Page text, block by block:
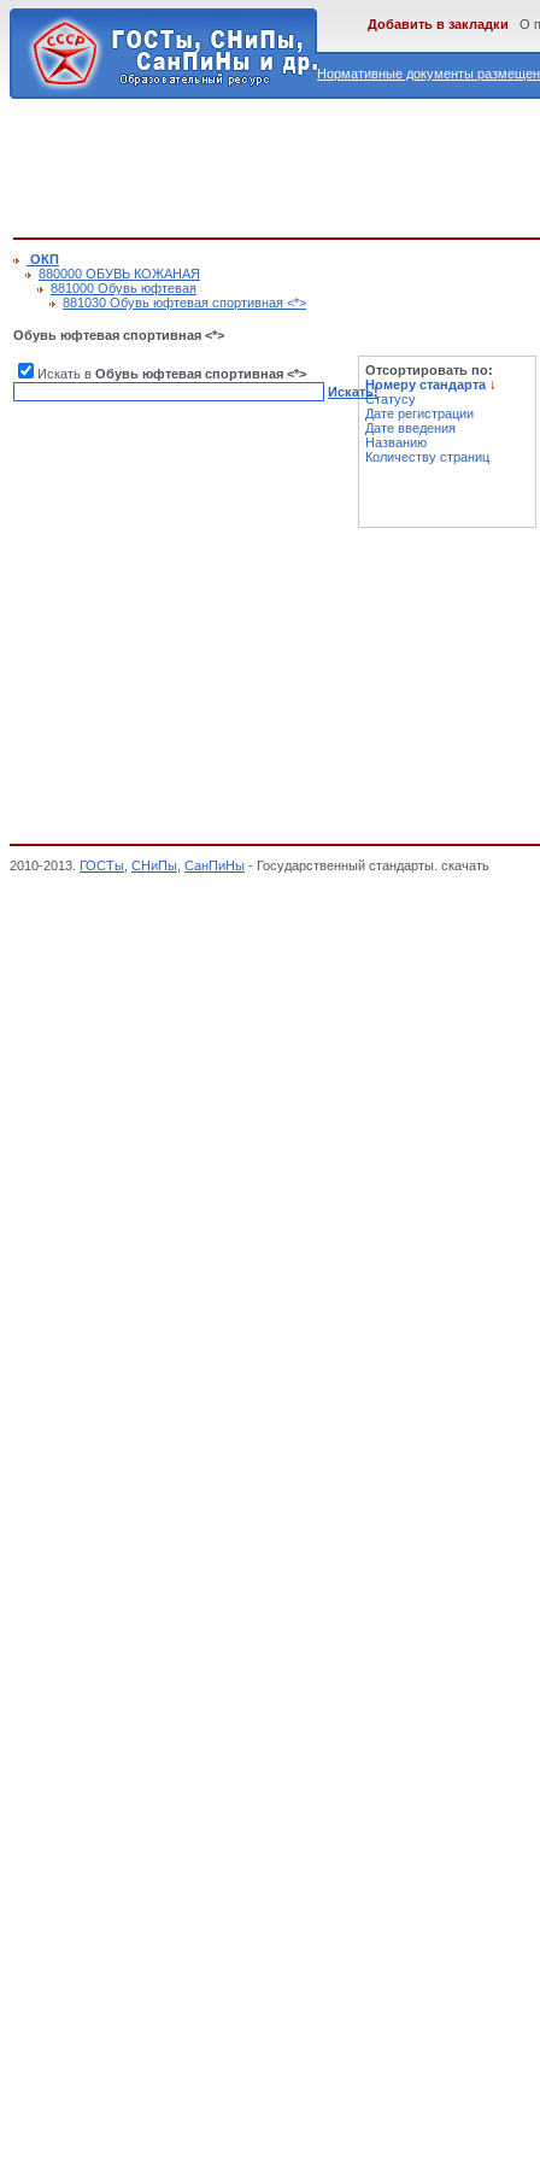
Нормативные документы
Добавить в закладки О
ОКП
880000 ОБУВЬ КОЖАНАЯ
881000 Обувь юфтевая
881030 Обувь юфтевая спортивная <*>
Обувь юфтевая спортивная <*>
Искать в Обувь юфтевая спортивная <*>
Искать!
Отсортировать по:
Номеру стандарта ↓
Статусу
Дате регистрации
Дате введения
Названию
Количеству страниц
2010-2013. ГОСТы СНиПы СанПиНы - Государственный стандарты. скачать